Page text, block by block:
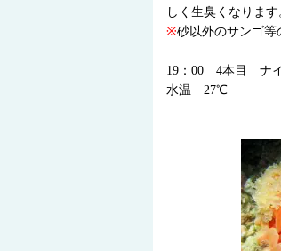
しく生臭くなります
※砂以外のサンゴ等
19：00 4本目 ナ
水温 27℃